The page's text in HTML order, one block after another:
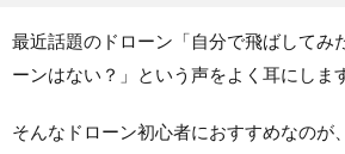
最近話題のドローン「自分で飛ばしてみ
ーンはない？」という声をよく耳にしま
そんなドローン初心者におすすめなのが、